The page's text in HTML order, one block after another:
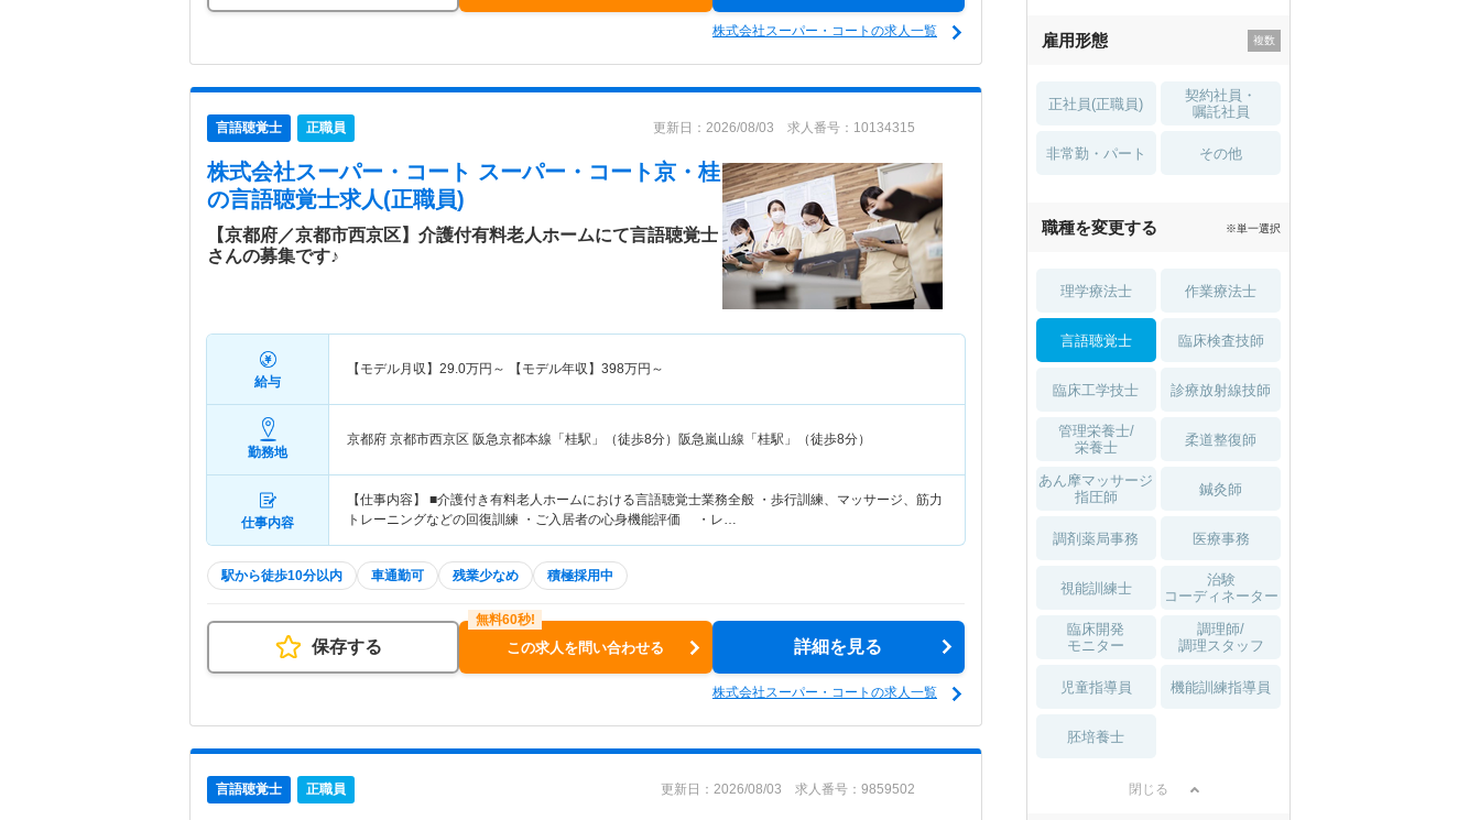
株式会社スーパー・コートの求人一覧
言語聴覚士 正職員 更新日：2026/08/03 求人番号：10134315
株式会社スーパー・コート スーパー・コート京・桂
の言語聴覚士求人(正職員)
【京都府／京都市西京区】介護付有料老人ホームにて言語聴覚士
さんの募集です♪
給与
【モデル月収】 29.0万円～ 【モデル年収】 398万円～
勤務地
京都府 京都市西京区 阪急京都本線「桂駅」（徒歩8分）阪急嵐山線「桂駅」（徒歩8分）
仕事内容
【仕事内容】 ■介護付き有料老人ホームにおける言語聴覚士業務全般 ・歩行訓練、マッサージ、筋力
トレーニングなどの回復訓練 ・ご入居者の心身機能評価 ・レ…
駅から徒歩10分以内 車通勤可 残業少なめ 積極採用中
保存する この求人を問い合わせる 詳細を見る
株式会社スーパー・コートの求人一覧
言語聴覚士 正職員 更新日：2026/08/03 求人番号：9859502
雇用形態
正社員(正職員)
契約社員・
嘱託社員
非常勤・パート その他
職種を変更する ※単一選択
理学療法士 作業療法士
言語聴覚士 臨床検査技師
臨床工学技士 診療放射線技師
管理栄養士/
栄養士
柔道整復師
あん摩マッサージ
指圧師
鍼灸師
調剤薬局事務 医療事務
視能訓練士
治験
コーディネーター
臨床開発
モニター
調理師/
調理スタッフ
児童指導員 機能訓練指導員
胚培養士
閉じる